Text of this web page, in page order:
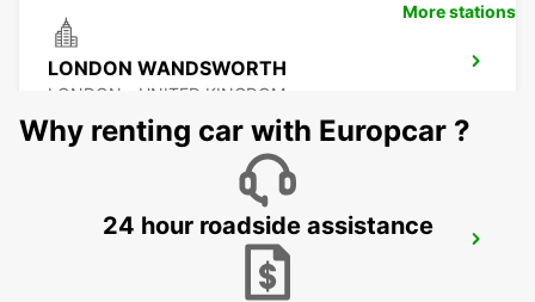
LONDON WANDSWORTH
LONDON - UNITED KINGDOM
LONDON - UNITED KINGDOM
More stations
Why renting car with Europcar ?
24 hour roadside assistance